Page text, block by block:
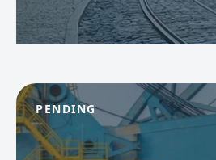
PENDING